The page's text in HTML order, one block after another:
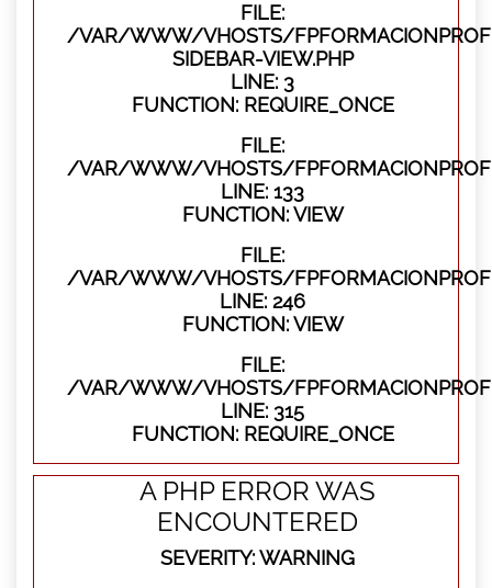
FILE:
/VAR/WWW/VHOSTS/
SIDEBAR-VIEW.PHP
LINE: 3
FUNCTION: REQUIRE_ONCE
FILE:
/VAR/WWW/VHOSTS/
LINE: 133
FUNCTION: VIEW
FILE:
/VAR/WWW/VHOSTS/
LINE: 246
FUNCTION: VIEW
FILE:
/VAR/WWW/VHOSTS/
LINE: 315
FUNCTION: REQUIRE_ONCE
A PHP ERROR WAS
ENCOUNTERED
SEVERITY: WARNING